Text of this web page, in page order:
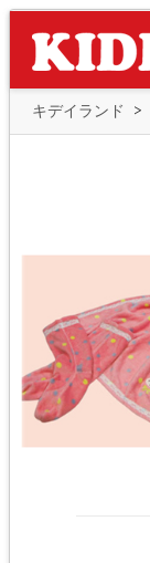
キデイランド >